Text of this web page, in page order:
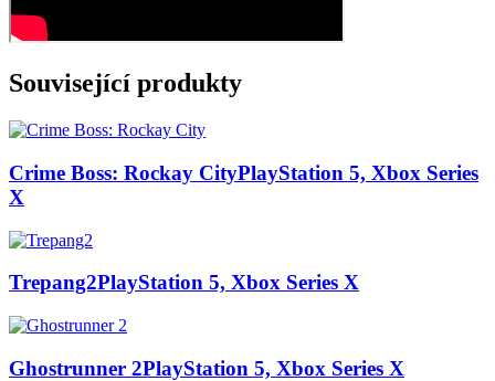
Související produkty
Crime Boss: Rockay CityPlayStation 5, Xbox Series
X
Trepang2PlayStation 5, Xbox Series X
Ghostrunner 2PlayStation 5, Xbox Series X